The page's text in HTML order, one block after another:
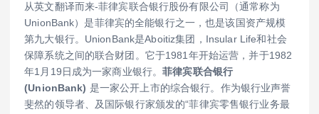
从英文翻译而来-菲律宾联合银行股份有限公司（通常称为
UnionBank）是菲律宾的全能银行之一，也是该国资产规模
第九大银行。UnionBank是Aboitiz集团，Insular Life和社会
保障系统之间的联合财团。它于1981年开始运营，并于1982
年1月19日成为一家商业银行。菲律宾联合银行
(UnionBank) 是一家公开上市的综合银行。作为银行业声誉
斐然的领导者、及国际银行家颁发的“菲律宾零售银行业务最